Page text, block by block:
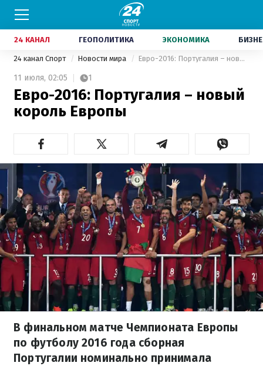
24 КАНАЛ ГЕОПОЛИТИКА ЭКОНОМИКА
24 канал Спорт Новости мира Евро-2016: Португалия – новый король Европы
11 июля, 02:05 1
Евро-2016: Португалия – новый
король Европы
В финальном матче Чемпионата Европы
по футболу 2016 года сборная
Португалии номинально принимала